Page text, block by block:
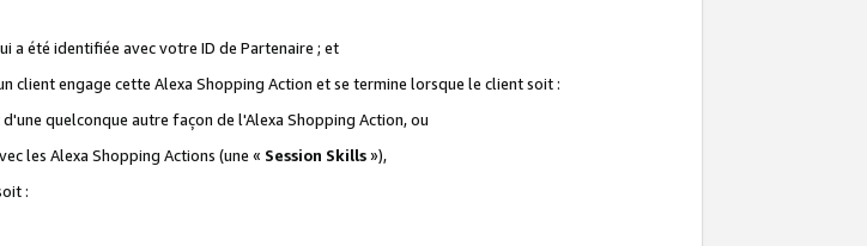
a été identifiée avec votre ID de Partenaire ; et
client engage cette Alexa Shopping Action et se termine lorsque le client soit :
quelconque autre façon de l'Alexa Shopping Action, ou
les Alexa Shopping Actions (une « Session Skills»),
: